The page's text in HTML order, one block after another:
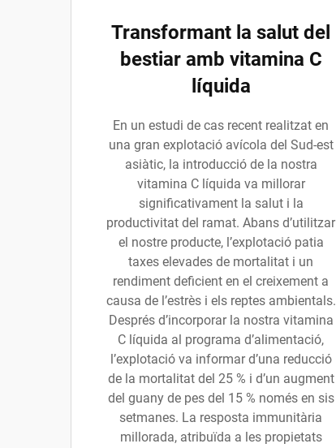
Transformant la salut del
bestiar amb vitamina C
líquida
En un estudi de cas recent realitzat en
una gran explotació avícola del Sud-est
asiàtic, la introducció de la nostra
vitamina C líquida va millorar
significativament la salut i la
productivitat del ramat. Abans d’utilitzar
el nostre producte, l’explotació patia
taxes elevades de mortalitat i un
rendiment deficient en el creixement a
causa de l’estrès i els reptes ambientals.
Després d’incorporar la nostra vitamina
C líquida al programa d’alimentació,
l’explotació va informar d’una reducció
de la mortalitat del 25 % i d’un augment
del guany de pes del 15 % només en sis
setmanes. La resposta immunitària
millorada, atribuïda a les propietats